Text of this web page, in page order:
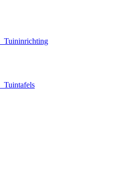
Tuininrichting
Tuintafels